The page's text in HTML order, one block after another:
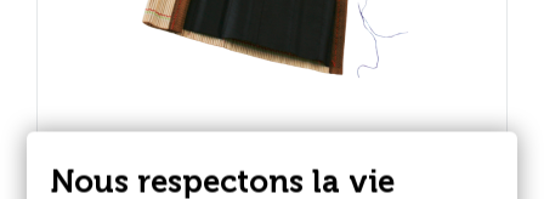
Raphaël
Nous respectons la vie